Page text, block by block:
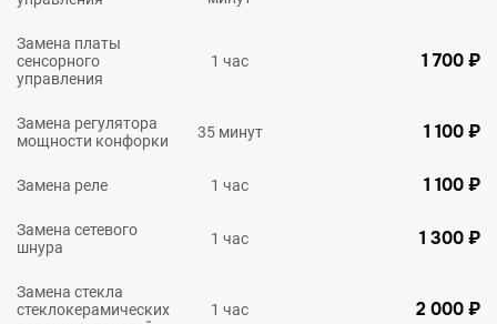
Замена платы
сенсорного
управления
1 час 1 700 ₽
Замена регулятора
мощности конфорки
35 минут 1 100 ₽
Замена реле 1 час 1 100 ₽
Замена сетевого
шнура
1 час 1 300 ₽
Замена стекла
стеклокерамических
1 час 2 000 ₽